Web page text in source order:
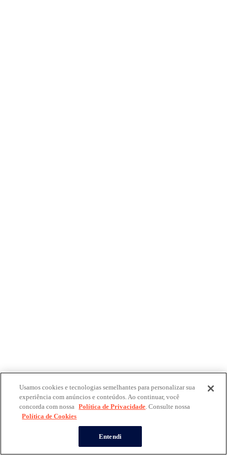
Usamos cookies e tecnologias semelhantes para personalizar sua
experiência com anúncios e conteúdos. Ao continuar, você
concorda com nossa Política de Privacidade. Consulte nossa
Política de Cookies
Entendi